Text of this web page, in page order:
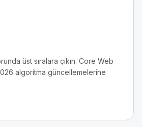
üst sıralara çıkın. Core Web
algoritma güncellemelerine